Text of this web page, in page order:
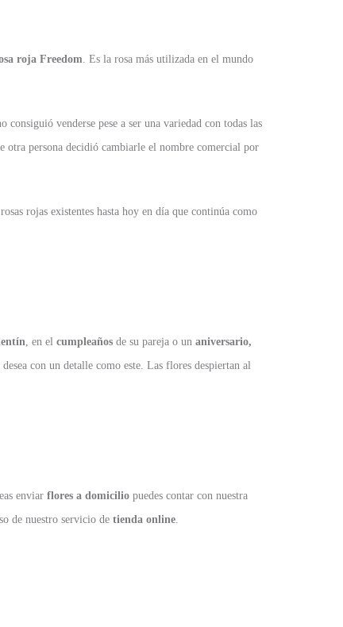
roja Freedom . Es la rosa más utilizada en el mundo
consiguió venderse pese a ser una variedad con todas las
otra persona decidió cambiarle el nombre comercial por
rojas existentes hasta hoy en día que continúa como
, en el cumpleaños de su pareja o un aniversario,
con un detalle como este. Las flores despiertan al
enviar flores a domicilio puedes contar con nuestra
de nuestro servicio de tienda online.